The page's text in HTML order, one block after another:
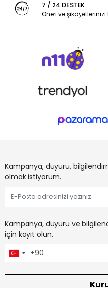
7 / 24 DESTEK
Öneri ve şikayetlerinizi
Kampanya, duyuru,
olmak istiyorum.
Kampanya, duyuru ve
için kayıt olun.